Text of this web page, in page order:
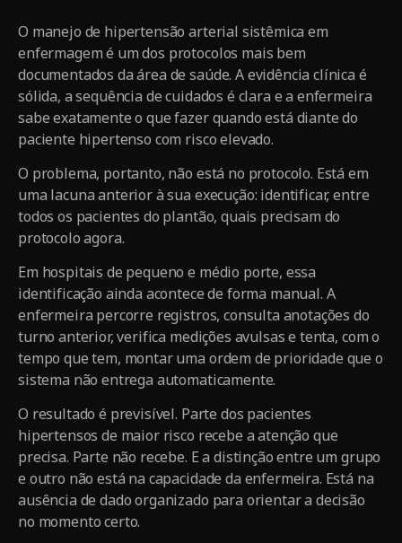
O manejo de hipertensão arterial sistêmica em
enfermagem é um dos protocolos mais bem
documentados da área de saúde. A evidência clínica é
sólida, a sequência de cuidados é clara e a enfermeira
sabe exatamente o que fazer quando está diante do
paciente hipertenso com risco elevado.
O problema, portanto, não está no protocolo. Está em
uma lacuna anterior à sua execução: identificar, entre
todos os pacientes do plantão, quais precisam do
protocolo agora.
Em hospitais de pequeno e médio porte, essa
identificação ainda acontece de forma manual. A
enfermeira percorre registros, consulta anotações do
turno anterior, verifica medições avulsas e tenta, com o
tempo que tem, montar uma ordem de prioridade que o
sistema não entrega automaticamente.
O resultado é previsível. Parte dos pacientes
hipertensos de maior risco recebe a atenção que
precisa. Parte não recebe. E a distinção entre um grupo
e outro não está na capacidade da enfermeira. Está na
ausência de dado organizado para orientar a decisão
no momento certo.